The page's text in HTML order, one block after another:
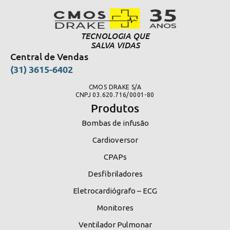
TECNOLOGIA QUE
SALVA VIDAS
Central de Vendas
(31) 3615-6402
CMOS DRAKE S/A
CNPJ 03.620.716/0001-80
Produtos
Bombas de infusão
Cardioversor
CPAPs
Desfibriladores
Eletrocardiógrafo – ECG
Monitores
Ventilador Pulmonar